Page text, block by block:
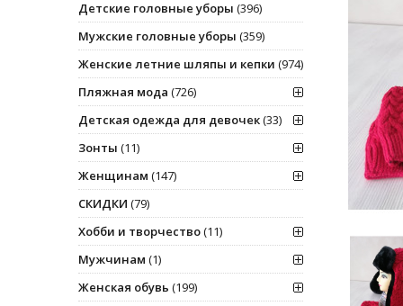
Детские головные уборы (396)
Мужские головные уборы (359)
Женские летние шляпы и кепки (974)
Пляжная мода (726)
Детская одежда для девочек(33)
Зонты (11)
Женщинам (147)
СКИДКИ (79)
Хобби и творчество(11)
Мужчинам (1)
Женская обувь (199)